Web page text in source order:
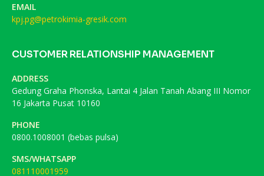
EMAIL
kpj.pg@petrokimia-gresik.com
CUSTOMER RELATIONSHIP MANAGEMENT
ADDRESS
Gedung Graha Phonska, Lantai 4 Jalan Tanah Abang III Nomor
16 Jakarta Pusat 10160
PHONE
0800.1008001 (bebas pulsa)
SMS/WHATSAPP
081110001959